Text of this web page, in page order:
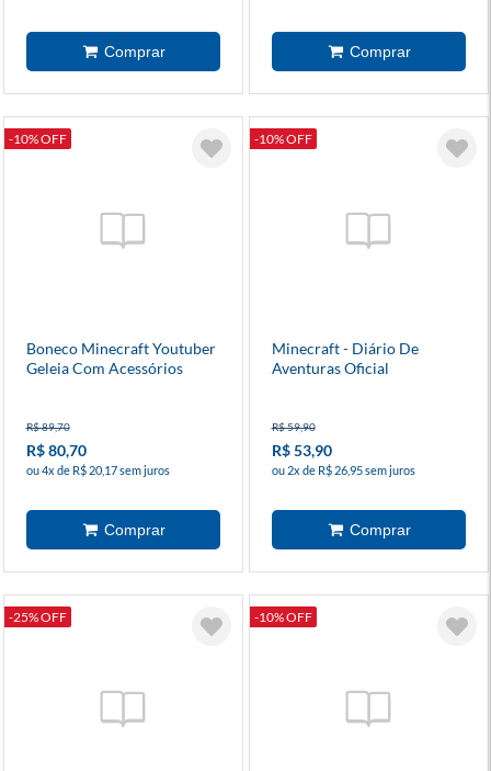
-10% OFF
Boneco Minecraft Youtuber
Geleia Com Acessórios
R$ 89,70
R$ 80,70
ou 4x de R$ 20,17 sem juros
-10% OFF
Minecraft - Diário De
Aventuras Oficial
R$ 59,90
R$ 53,90
ou 2x de R$ 26,95 sem juros
-25% OFF -10% OFF